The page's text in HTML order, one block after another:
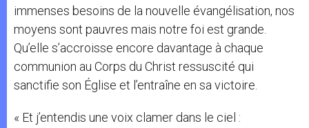
immenses besoins de la nouvelle évangélisation, nos
moyens sont pauvres mais notre foi est grande.
Qu’elle s’accroisse encore davantage à chaque
communion au Corps du Christ ressuscité qui
sanctifie son Église et l’entraîne en sa victoire.
« Et j’entendis une voix clamer dans le ciel :